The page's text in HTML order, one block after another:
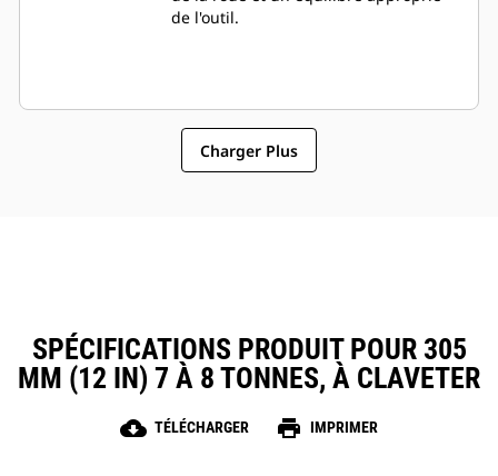
de l'outil.
Charger Plus
SPÉCIFICATIONS PRODUIT POUR 305
MM (12 IN) 7 À 8 TONNES, À CLAVETER
cloud_download TÉLÉCHARGER print IMPRIMER